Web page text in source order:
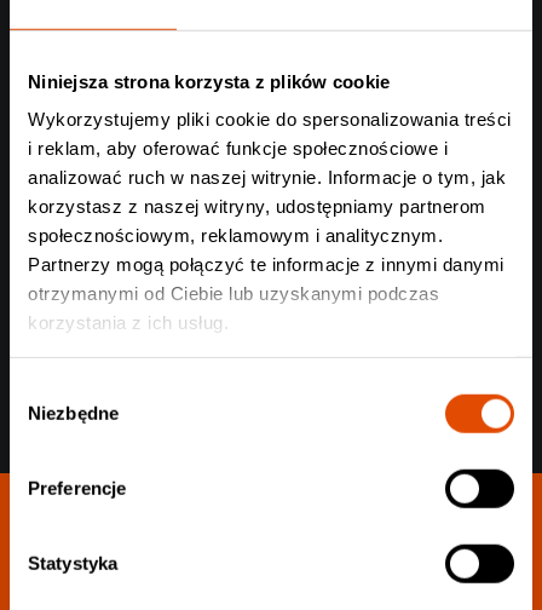
Niniejsza strona korzysta z plików cookie
Wykorzystujemy pliki cookie do spersonalizowania treści
i reklam, aby oferować funkcje społecznościowe i
analizować ruch w naszej witrynie. Informacje o tym, jak
korzystasz z naszej witryny, udostępniamy partnerom
społecznościowym, reklamowym i analitycznym.
Partnerzy mogą połączyć te informacje z innymi danymi
otrzymanymi od Ciebie lub uzyskanymi podczas
korzystania z ich usług.
zgody
Niezbędne
Preferencje
Statystyka
Wyślij